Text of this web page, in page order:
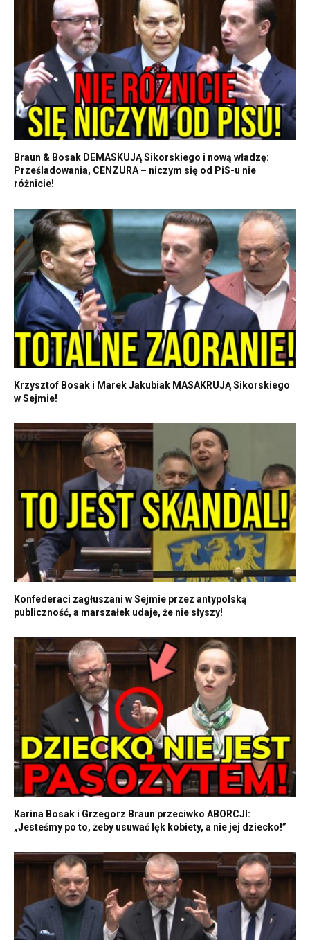
Braun & Bosak DEMASKUJĄ Sikorskiego i nową władzę:
Prześladowania, CENZURA – niczym się od PiS-u nie
różnicie!
Krzysztof Bosak i Marek Jakubiak MASAKRUJĄ Sikorskiego
w Sejmie!
Konfederaci zagłuszani w Sejmie przez antypolską
publiczność, a marszałek udaje, że nie słyszy!
Karina Bosak i Grzegorz Braun przeciwko ABORCJI:
„Jesteśmy po to, żeby usuwać lęk kobiety, a nie jej dziecko!”